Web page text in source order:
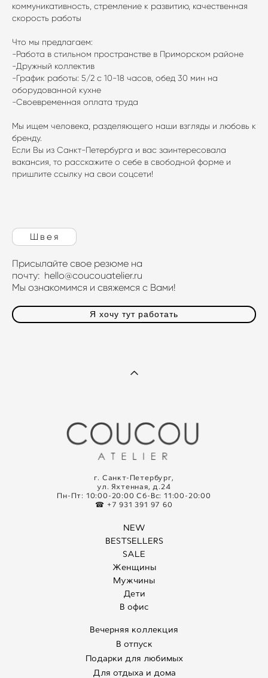
коммуникативность, стремление к развитию, качественная
скорость работы
Что мы предлагаем:
-Работа в стильном пространстве в Приморском районе
-Дружный коллектив
-График работы: 5/2 с 10-18 часов, обед 30 мин на
оборудованной кухне
-Своевременная оплата труда
Мы ищем человека, разделяющего наши взгляды и любовь к
бренду.
Если Вы из Санкт-Петербурга и вас заинтересовала
вакансия, то расскажите о себе в свободной форме и
пришлите ссылку на свои соцсети!
Швея
Присылайте свое резюме на
почту: hello@coucouatelier.ru
Мы ознакомимся и свяжемся с Вами!
Я хочу тут работать
г. Санкт-Петербург,
ул. Яхтенная, д.24
Пн-Пт: 10:00-20:00 Сб-Вс: 11:00-20:00
☎ +7 931 391 97 60
NEW
BESTSELLERS
SALE
Женщины
Мужчины
Дети
В офис
Вечерняя коллекция
В отпуск
Подарки для любимых
Для отдыха и дома